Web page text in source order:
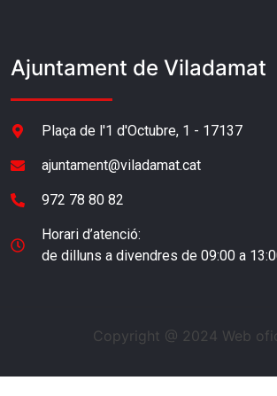
Ajuntament de Viladamat
Plaça de l'1 d'Octubre, 1 - 17137
ajuntament@viladamat.cat
972 78 80 82
Horari d’atenció:
de dilluns a divendres de 09:00 a
Copyright @ 2024 Web